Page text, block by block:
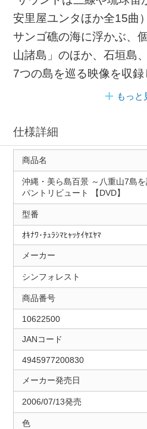
安里屋ユンタほか全15曲
サンゴ礁の海に浮かぶ、
山諸島」のほか、石垣島
7つの島を巡る映像を収録
もっと
仕様詳細
商品名
沖縄・美ら島百景 ～八重山7島
パントリビュート 【DVD】
型番
ｵｷﾅﾜ･ﾁｭﾗｼﾏﾋｬｯｹｲﾔｴﾔﾏ
メーカー
シンフォレスト
商品番号
10622500
JANコード
4945977200830
メーカー発売日
2006/07/13発売
色